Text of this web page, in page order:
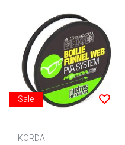
Sale
KORDA